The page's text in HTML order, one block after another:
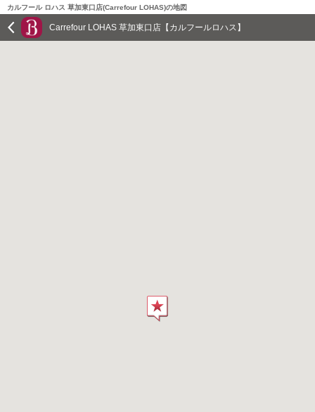
カルフール ロハス 草加東口店(Carrefour LOHAS)の地図
Carrefour LOHAS 草加東口店【カルフールロハス】